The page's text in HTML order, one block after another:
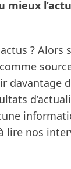
mieux
? Alors
davantage
lire nos